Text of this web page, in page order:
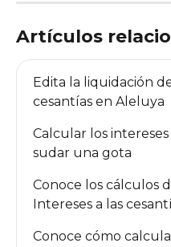
Artículos
Edita la liquidación
cesantías en Aleluya
Calcular los intereses
sudar una gota
Conoce los cálculos
Intereses a las
Conoce cómo